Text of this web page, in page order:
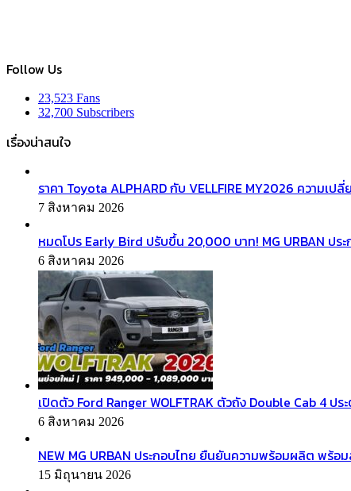
Follow Us
23,523 Fans
32,700 Subscribers
เรื่องน่าสนใจ
ราคา Toyota ALPHARD กับ VELLFIRE MY2026 ความเป
7 สิงหาคม 2026
หมดโปร Early Bird ปรับขึ้น 20,000 บาท! MG URBAN ปร
6 สิงหาคม 2026
เปิดตัว Ford Ranger WOLFTRAK ตัวถัง Double Cab 4
6 สิงหาคม 2026
NEW MG URBAN ประกอบไทย ยืนยันความพร้อมผลิต พร้
15 มิถุนายน 2026